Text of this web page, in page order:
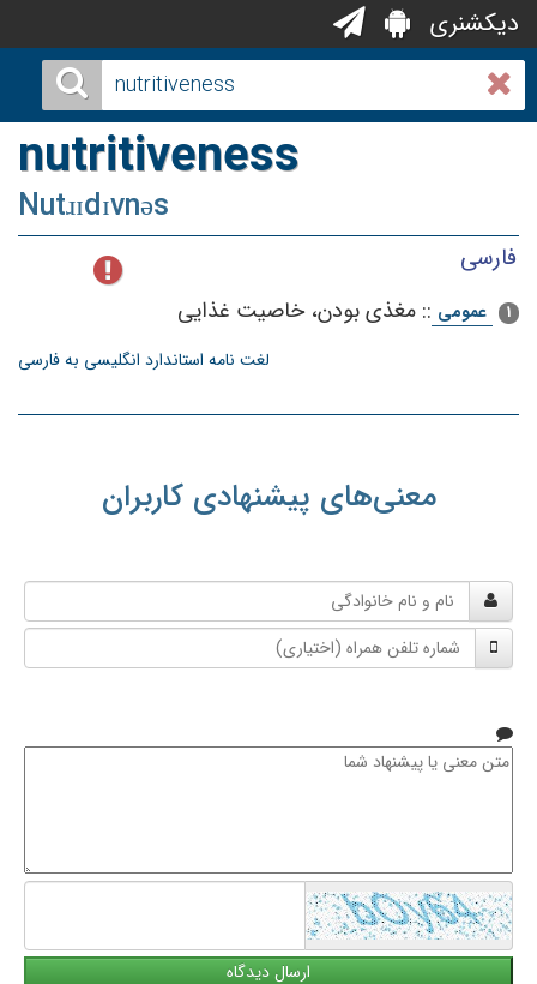
دیکشنری
nutritiveness
Nutɹɪdɪvnəs
فارسی
1 عمومی :: مغذی‌ بودن‌، خاصیت‌ غذایی‌
لغت نامه استاندارد انگلیسی به فارسی
معنی‌های پیشنهادی کاربران
و
نام
خانوادگی
شماره
تلفن
متن